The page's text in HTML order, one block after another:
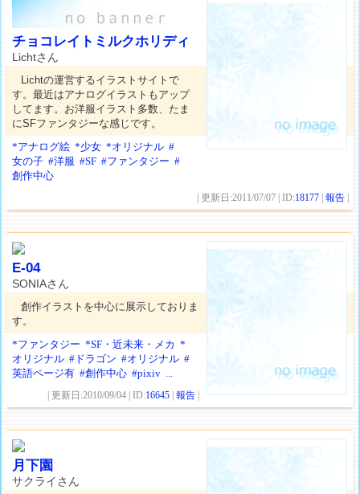
チョコレイトミルクホリディ
Lichtさん
Lichtの運営するイラストサイトで
す。最近はアナログイラストもアップ
してます。お洋服イラスト多数、たま
にSFファンタジーな感じです。
*アナログ絵 *少女 *オリジナル #
女の子 #洋服 #SF #ファンタジー #
創作中心
| 更新日:2011/07/07 | ID:18177 |報告
E-04
SONIAさん
創作イラストを中心に展示しておりま
す。
*ファンタジー *SF・近未来・メカ *
オリジナル #ドラゴン #オリジナル #
英語ページ有 #創作中心 #pixiv ...
| 更新日:2010/09/04 | ID:16645 |報告
月下園
サクライさん